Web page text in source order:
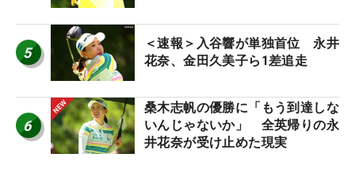
5
＜速報＞入谷響が単独首位 永井
花奈、金田久美子ら1差追走
6
桑木志帆の優勝に「もう到達しな
いんじゃないか」 全英帰りの永
井花奈が受け止めた現実